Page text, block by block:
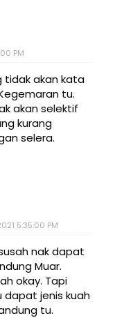
PM
tidak akan kata
tu.
akan selektif
kurang
selera.
5:35:00 PM
nak dapat
Muar.
okay. Tapi
dapat jenis kuah
tu.